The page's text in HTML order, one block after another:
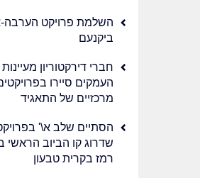
השלמת פרויקט הערבה-
ביקנעם
חברי דירקטוריון מעיינות
העמקים סיירו
מרכזיים של התאגיד
הסתיים שלב א\'
שדרוג קו הביוב הראשי
רמז בקרית טבעון